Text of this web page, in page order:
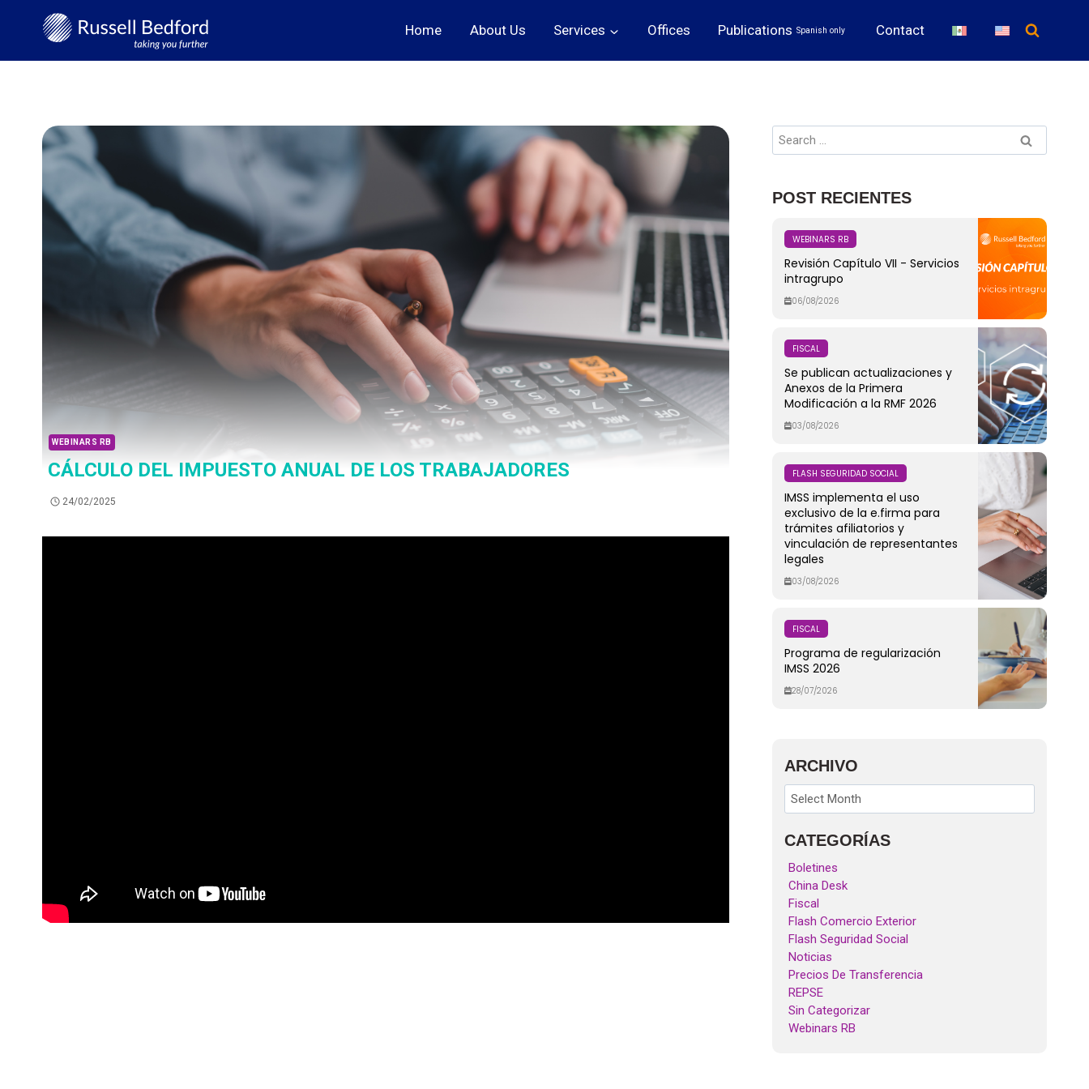
Home About Us Services Offices Publications Spanish only Contact
WEBINARS RB
CÁLCULO DEL IMPUESTO ANUAL DE LOS TRABAJADORES
24/02/2025
POST RECIENTES
WEBINARS RB
Revisión Capítulo VII - Servicios
intragrupo
06/08/2026
FISCAL
Se publican actualizaciones y
Anexos de la Primera
Modificación a la RMF 2026
03/08/2026
FLASH SEGURIDAD SOCIAL
IMSS implementa el uso
exclusivo de la e.firma para
trámites afiliatorios y
vinculación de representantes
legales
03/08/2026
FISCAL
Programa de regularización
IMSS 2026
28/07/2026
ARCHIVO
CATEGORÍAS
Boletines
China Desk
Fiscal
Flash Comercio Exterior
Flash Seguridad Social
Noticias
Precios De Transferencia
REPSE
Sin Categorizar
Webinars RB